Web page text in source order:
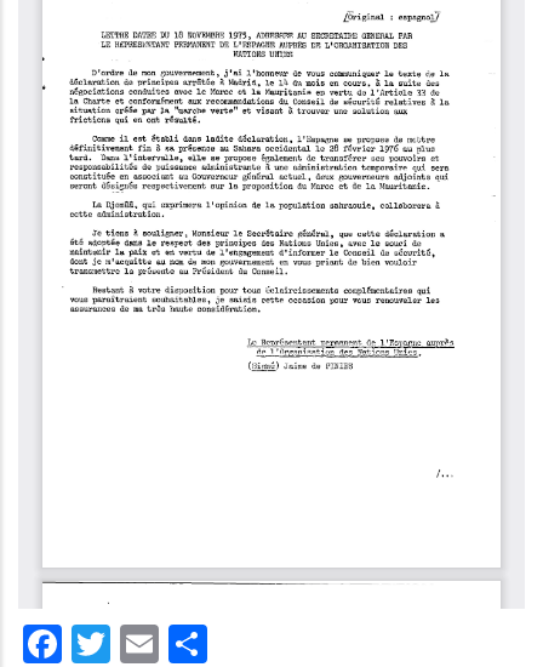
Facebook
Twitter
Email